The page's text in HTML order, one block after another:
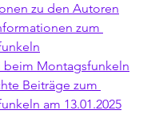
zu den Autoren
zum
beim Montagsfunkeln
Beiträge zum
am 13.01.2025